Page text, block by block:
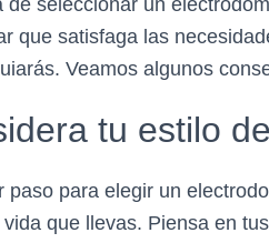
de seleccionar un
que satisfaga las
Veamos algunos
tu estilo
paso para elegir un
que llevas. Piensa en